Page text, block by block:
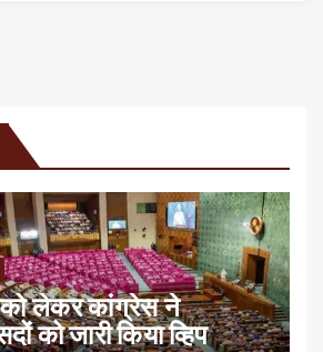
लेकर कांग्रेस ने
को जारी किया व्हिप